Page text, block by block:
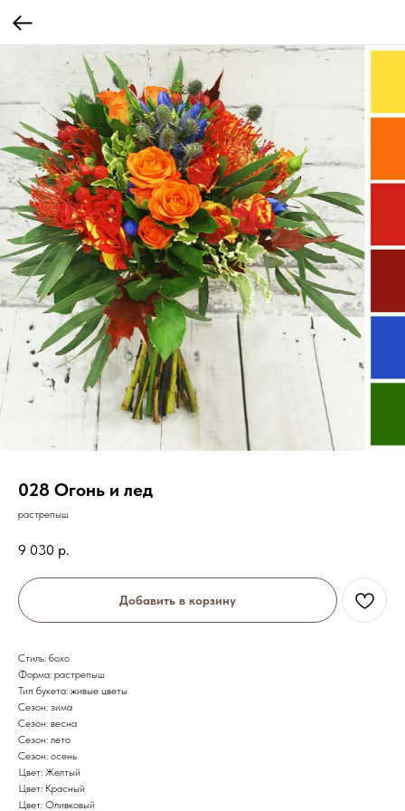
028 Огонь и лед
растрепыш
9 030 р.
Добавить в корзину
Стиль: бохо
Форма: растрепыш
Тип букета: живые цветы
Сезон: зима
Сезон: весна
Сезон: лето
Сезон: осень
Цвет: Желтый
Цвет: Красный
Цвет: Оливковый